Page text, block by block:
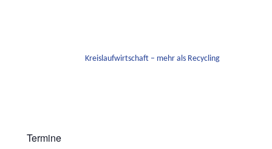
Kreislaufwirtschaft – mehr als Recycling
Termine